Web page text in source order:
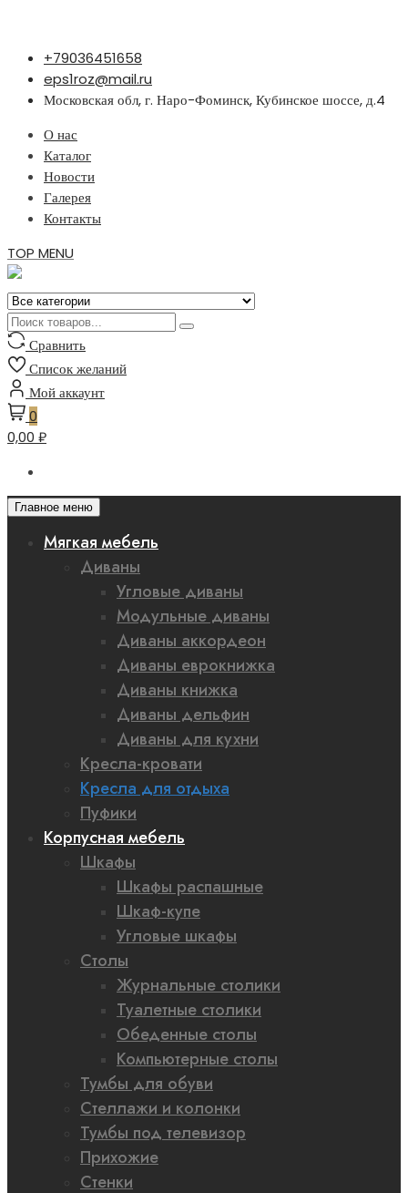
Перейти
содержимому
+79036451658
eps1roz@mail.ru
Московская обл, г. Наро-Фоминск, Кубинское шоссе, д.4
О нас
Каталог
Новости
Галерея
Контакты
TOP MENU
Сравнить
Список желаний
Мой аккаунт
0
0,00 ₽
Главное меню
Мягкая мебель
Диваны
Угловые диваны
Модульные диваны
Диваны аккордеон
Диваны еврокнижка
Диваны книжка
Диваны дельфин
Диваны для кухни
Кресла-кровати
Кресла для отдыха
Пуфики
Корпусная мебель
Шкафы
Шкафы распашные
Шкаф-купе
Угловые шкафы
Столы
Журнальные столики
Туалетные столики
Обеденные столы
Компьютерные столы
Тумбы для обуви
Стеллажи и колонки
Тумбы под телевизор
Прихожие
Стенки